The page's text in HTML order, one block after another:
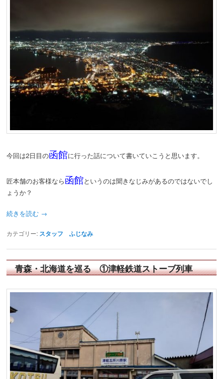
今回は2日目の函館に行った話について書いていこうと思います。
匠本舗のお客様なら函館というのは聞きなじみがあるのではないでし
ょうか？
続きを読む →
カテゴリー: スタッフ ふじなみ
青森・北海道を巡る ①津軽鉄道ストーブ列車